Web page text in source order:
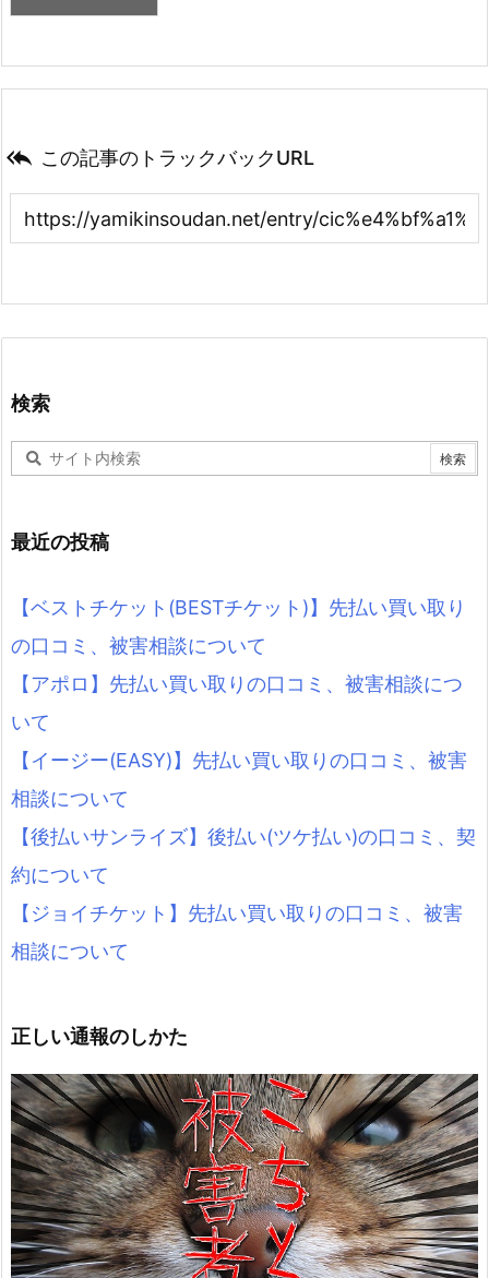
 この記事のトラックバックURL
検索
最近の投稿
【ベストチケット(BESTチケット)】先払い買い取り
の口コミ、被害相談について
【アポロ】先払い買い取りの口コミ、被害相談につ
いて
【イージー(EASY)】先払い買い取りの口コミ、被害
相談について
【後払いサンライズ】後払い(ツケ払い)の口コミ、契
約について
【ジョイチケット】先払い買い取りの口コミ、被害
相談について
正しい通報のしかた